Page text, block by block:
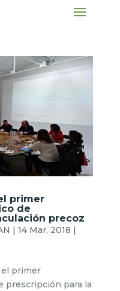
primer
de
precoz
| 14 Mar, 2018 |
el primer
prescripción para la